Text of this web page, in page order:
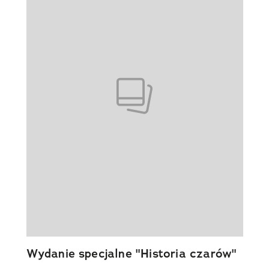
Wydanie specjalne "Historia czarów"